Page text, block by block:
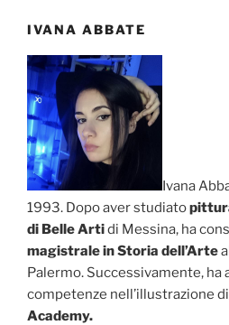
IVANA ABBATE
Ivana
1993. Dopo aver studiato
di Belle Artidi Messina, ha
magistrale in Storia dell’Arte
Palermo. Successivamente, ha
competenze nell’illustrazione
Academy.